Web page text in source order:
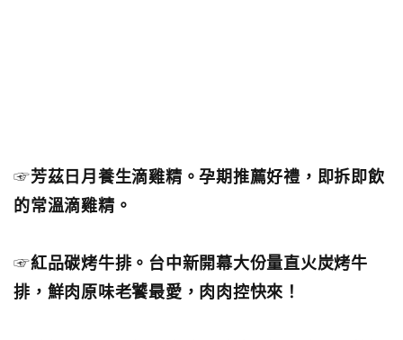
☞芳茲日月養生滴雞精。孕期推薦好禮，即拆即飲
的常溫滴雞精。
☞紅品碳烤牛排。台中新開幕大份量直火炭烤牛
排，鮮肉原味老饕最愛，肉肉控快來！